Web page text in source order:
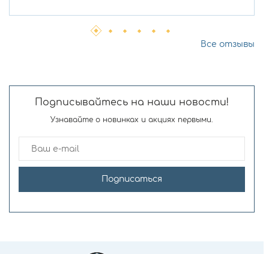
Все отзывы
Подписывайтесь на наши новости!
Узнавайте о новинках и акциях первыми.
Подписаться